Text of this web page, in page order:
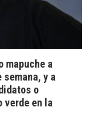
mapuche a
y a
o
verde en la